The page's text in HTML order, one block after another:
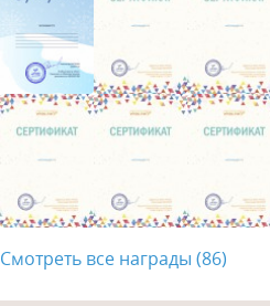
Смотреть все награды (86)